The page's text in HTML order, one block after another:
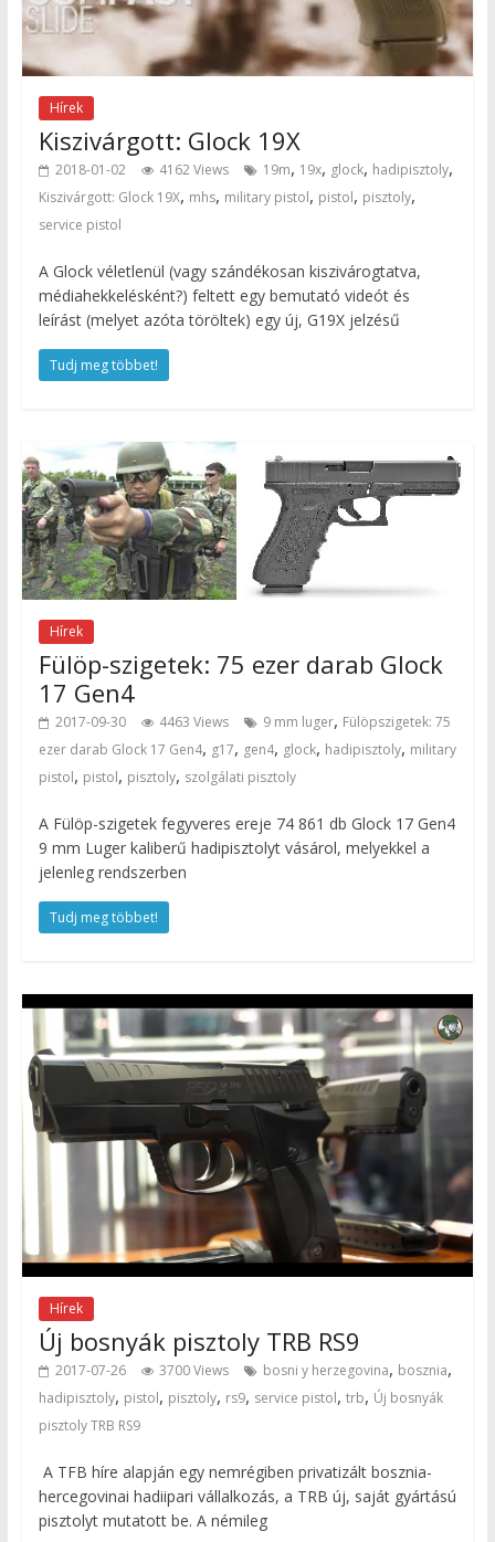
Hírek
Kiszivárgott: Glock 19X
2018-01-02 4162 Views 19m, 19x, glock, hadipisztoly,
Kiszivárgott: Glock 19X, mhs, military pistol, pistol, pisztoly,
service pistol
A Glock véletlenül (vagy szándékosan kiszivárogtatva,
médiahekkelésként?) feltett egy bemutató videót és
leírást (melyet azóta töröltek) egy új, G19X jelzésű
Tudj meg többet!
Hírek
Fülöp-szigetek: 75 ezer darab Glock
17 Gen4
2017-09-30 4463 Views 9 mm luger, Fülöpszigetek: 75
ezer darab Glock 17 Gen4, g17, gen4, glock, hadipisztoly, military
pistol, pistol, pisztoly, szolgálati pisztoly
A Fülöp-szigetek fegyveres ereje 74 861 db Glock 17 Gen4
9 mm Luger kaliberű hadipisztolyt vásárol, melyekkel a
jelenleg rendszerben
Tudj meg többet!
Hírek
Új bosnyák pisztoly TRB RS9
2017-07-26 3700 Views bosni y herzegovina, bosznia,
hadipisztoly, pistol, pisztoly, rs9, service pistol, trb, Új bosnyák
pisztoly TRB RS9
A TFB híre alapján egy nemrégiben privatizált bosznia-
hercegovinai hadiipari vállalkozás, a TRB új, saját gyártású
pisztolyt mutatott be. A némileg